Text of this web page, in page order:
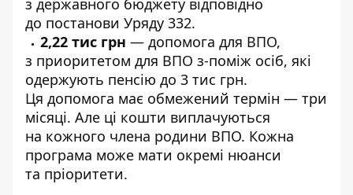
з державного бюджету відповідно
до постанови Уряду 332.
2,22 тис грн — допомога для ВПО,
з приоритетом для ВПО з-поміж осіб, які
одержують пенсію до 3 тис грн.
Ця допомога має обмежений термін — три
місяці. Але ці кошти виплачуються
на кожного члена родини ВПО. Кожна
програма може мати окремі нюанси
та пріоритети.